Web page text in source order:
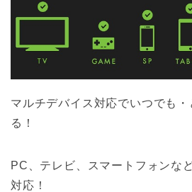
マルチデバイス対応でいつでも・
る！
PC、テレビ、スマートフォンな
対応！